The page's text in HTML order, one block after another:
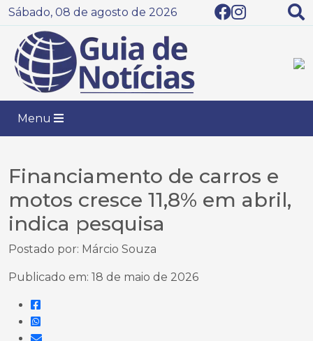
Sábado, 08 de agosto de 2026
Menu
Financiamento de carros e
motos cresce 11,8% em abril,
indica pesquisa
Postado por: Márcio Souza
Publicado em: 18 de maio de 2026